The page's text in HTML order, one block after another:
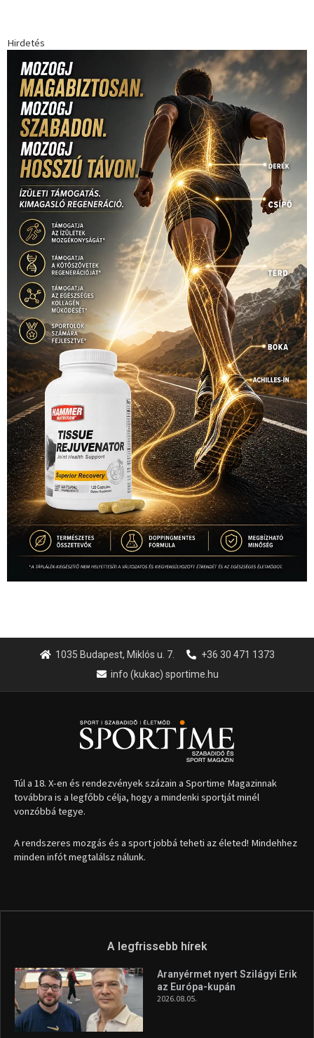
(181)Jégkorong(148)kajakkenu(138)karate(168)kickbox(204)
kosárlabda(166) Lewis Hamilton(168)
magyar
labdarúgóválogatott(148)Mercedes (244) motorsport(153)
Opel
Dakar Team(132)Rali Világbajnokság (122) Rendezvény(142)
rio
2016(373)sport Sportime Magazin(128)szabadidősport
(316) Szalay Balázs(126) tenisz(416) táplálkozás(155)utazás
(126)Video(247)világbajnokság (162) Világkupa(129)
vitorlázás
(222) vívás(174) (197) Érdi Mária(130)életmód(416)
úszás(361)
Hirdetés
1035 Budapest, Miklós u. 7.
+36 30 471 1373
Túl a 18. X-en és rendezvények százain a Sportime Magazinnak
továbbra is a legfőbb célja, hogy a mindenki sportját minél
vonzóbbá tegye.
A rendszeres mozgás és a sport jobbá teheti az életed! Mindehhez